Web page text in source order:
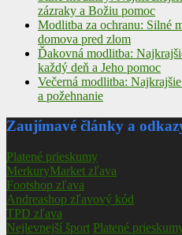
zázraky a Božiu pomoc
Modlitba za ochranu: Silné
domova pred zlom
Ďakovná modlitba:
každý deň a Jeho pomoc
Večerná modlitba:
a požehnanie
Zaujímavé články a
Platené prieskumy
MerkuryMarket zľava
Footshop zľava
Andreashop zľavový kód
TPD zľava
Nejlevnejší šport Platené